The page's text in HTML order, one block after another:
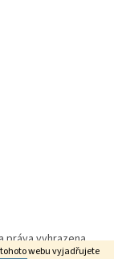
webu vyjadřujete
práva vyhrazena.